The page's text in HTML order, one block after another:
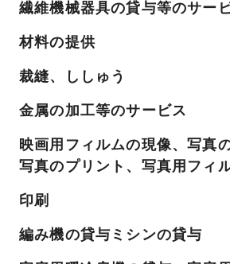
繊維機械器具の貸与等のサー
材料の提供
裁縫、ししゅう
金属の加工等のサービス
映画用フィルムの現像、写真
写真のプリント、写真用フィ
印刷
編み機の貸与ミシンの貸与